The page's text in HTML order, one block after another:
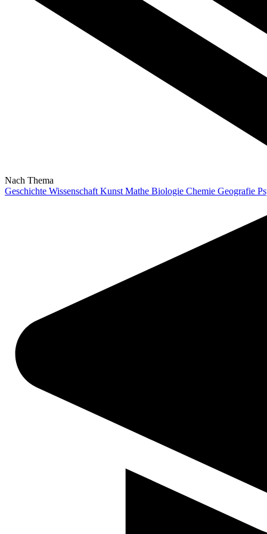
Nach Thema
Geschichte Wissenschaft Kunst Mathe Biologie Chemie Geografie